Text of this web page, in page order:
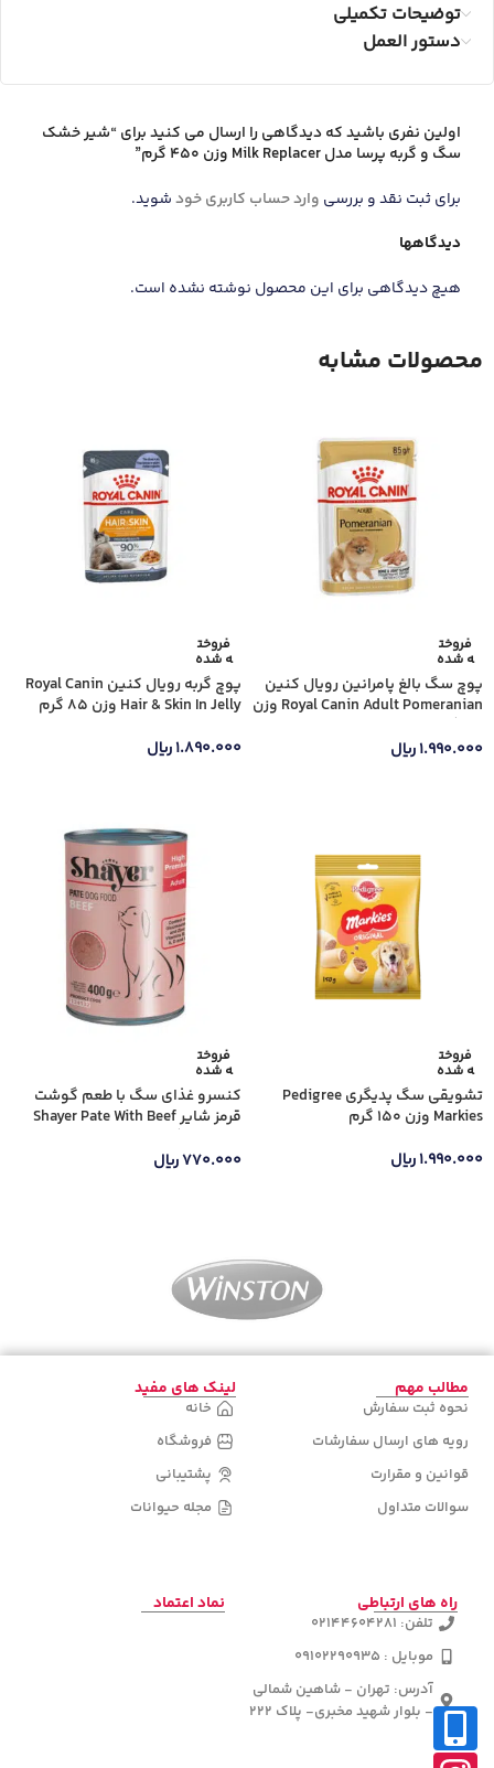
توضیحات تکمیلی
دستور العمل
دیدگاهها
هیچ دیدگاهی برای این محصول نوشته نشده است.
اولین نفری باشید که دیدگاهی را ارسال می کنید برای “شیر خشک
سگ و گربه پرسا مدل Milk Replacer وزن 450 گرم”
برای ثبت نقد و بررسی وارد حساب کاربری خودشوید.
محصولات مشابه
فروخت
ه شده
پوچ سگ بالغ پامرانین رویال کنین
Royal Canin Adult Pomeranian وزن
۱.۹۹۰.۰۰۰ریال
فروخت
ه شده
پوچ گربه رویال کنین Royal Canin
Hair & Skin In Jelly وزن 85 گرم
۱.۸۹۰.۰۰۰ریال
فروخت
ه شده
تشویقی سگ پدیگری Pedigree
Markies وزن 150 گرم
۱.۹۹۰.۰۰۰ریال
فروخت
ه شده
کنسرو غذای سگ با طعم گوشت
قرمز شایر Shayer Pate With Beef
۷۷۰.۰۰۰ریال
مطالب مهم
نحوه ثبت سفارش
رویه های ارسال سفارشات
قوانین و مقرارت
سوالات متداول
لینک های مفید
خانه
فروشگاه
پشتیبانی
مجله حیوانات
راه های ارتباطی
تلفن: 02144604281
موبایل : 09102290935
آدرس: تهران - شاهین شمالی
- بلوار شهید مخبری- پلاک 222
نماد اعتماد